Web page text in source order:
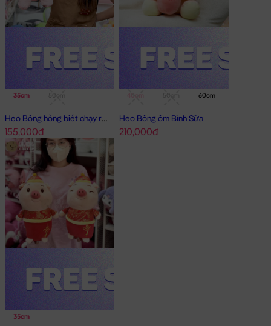
35cm
Heo Bông hồng biết chạy running
155,000đ
60cm
Heo Bông ôm Bình Sữa
210,000đ
35cm